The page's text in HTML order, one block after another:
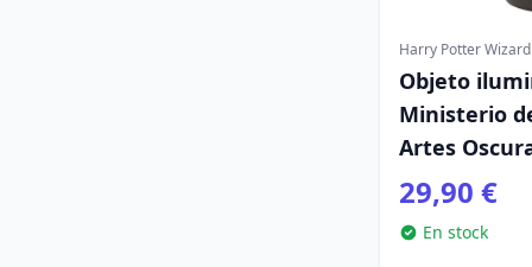
Harry Potter
Objeto
Ministerio
Artes
29,90 €
En stock